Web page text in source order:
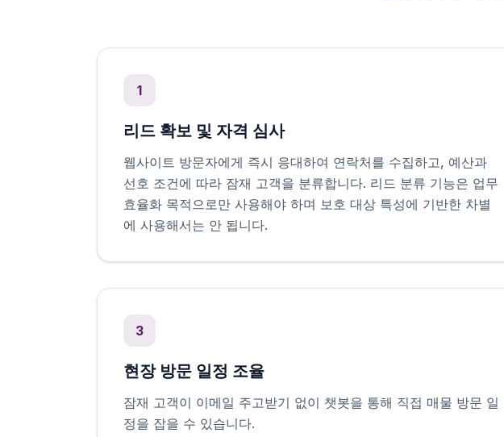
1
리드 확보 및 자격 심사
웹사이트 방문자에게 즉시 응대하여 연락처를 수집하고, 예산과
선호 조건에 따라 잠재 고객을 분류합니다. 리드 분류 기능은 업무
효율화 목적으로만 사용해야 하며 보호 대상 특성에 기반한 차별
에 사용해서는 안 됩니다.
3
현장 방문 일정 조율
잠재 고객이 이메일 주고받기 없이 챗봇을 통해 직접 매물 방문 일
정을 잡을 수 있습니다.